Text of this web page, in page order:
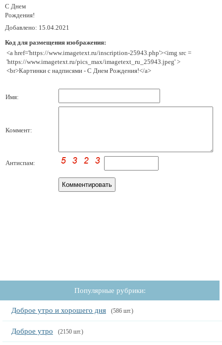
С Днем
Рождения!
Добавлено: 15.04.2021
Код для размещения изображения:
<a href='https://www.imagetext.ru/inscription-25943.php'><img src =
'https://www.imagetext.ru/pics_max/imagetext_ru_25943.jpeg' >
<br>Картинки с надписями - С Днем Рождения!</a>
Имя:
Коммент:
Антиспам:
Популярные рубрики:
Доброе утро и хорошего дня (586 шт.)
Доброе утро (2150 шт.)